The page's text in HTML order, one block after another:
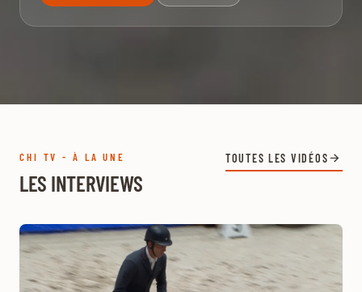
CHI TV - À LA UNE
LES INTERVIEWS
TOUTES LES VIDÉOS